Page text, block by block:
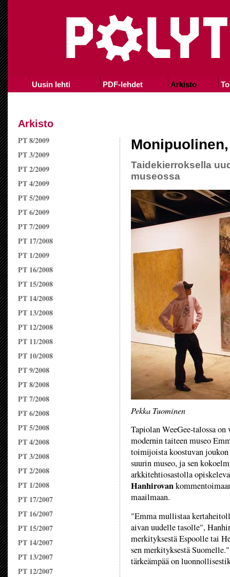
Uusin lehti PDF-lehdet Arkisto
Arkisto
PT 8/2009
PT 3/2009
PT 2/2009
PT 4/2009
PT 5/2009
PT 6/2009
PT 7/2009
PT 17/2008
PT 1/2009
PT 16/2008
PT 15/2008
PT 14/2008
PT 13/2008
PT 12/2008
PT 11/2008
PT 10/2008
PT 9/2008
PT 8/2008
PT 7/2008
PT 6/2008
PT 5/2008
PT 4/2008
PT 3/2008
PT 2/2008
PT 1/2008
PT 17/2007
PT 16/2007
PT 15/2007
PT 14/2007
PT 13/2007
PT 12/2007
Taidekierroksella
museossa
Pekka Tuominen
Tapiolan WeeGee-talossa
modernin taiteen museo
toimijoista koostuvan joukon
suurin museo, ja sen
arkkitehtiosastolla
Hanhirovan
maailmaan.
"Emma mullistaa
aivan uudelle tasolle",
merkityksestä Espoolle tai
sen merkityksestä
tärkeämpää on